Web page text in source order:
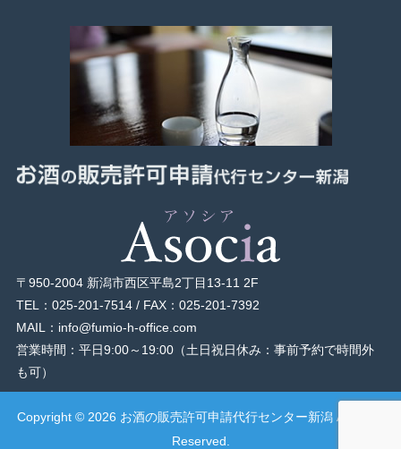
〒950-2004 新潟市西区平島2丁目13-11 2F
TEL：025-201-7514 / FAX：025-201-7392
MAIL：info@fumio-h-office.com
営業時間：平日9:00～19:00（土日祝日休み：事前予約で時間外
も可）
Copyright © 2026 お酒の販売許可申請代行センター新潟 All rights
Reserved.